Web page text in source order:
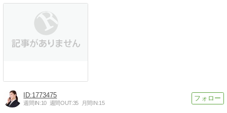
1773475
週間IN:10 週間OUT:35 月間IN:15